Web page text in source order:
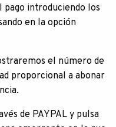
pago introduciendo los
en la opción
el número de
proporcional a abonar
de PAYPAL y pulsa